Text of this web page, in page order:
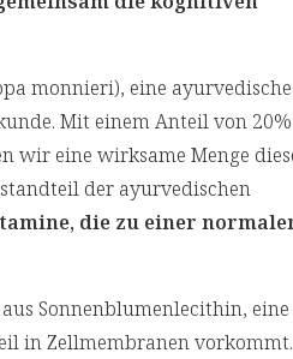
monnieri), eine ayurvedische
Mit einem Anteil von
wir eine wirksame Menge
der ayurvedischen
die zu einer
Sonnenblumenlecithin, eine
in Zellmembranen vorkommt.